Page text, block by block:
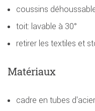
coussins
toit: lavable à 30°
retirer les textiles et
Matériaux
cadre en tubes